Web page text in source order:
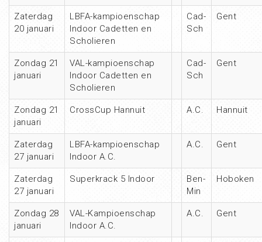
Zaterdag
20 januari
LBFA-kampioenschap
Indoor Cadetten en
Scholieren
Cad-
Sch
Gent
Zondag 21
januari
VAL-kampioenschap
Indoor Cadetten en
Scholieren
Cad-
Sch
Gent
Zondag 21
januari
CrossCup Hannuit A.C. Hannuit
Zaterdag
27 januari
LBFA-kampioenschap
Indoor A.C.
A.C. Gent
Zaterdag
27 januari
Superkrack 5 Indoor
Ben-
Min
Hoboken
Zondag 28
januari
VAL-Kampioenschap
Indoor A.C.
A.C. Gent